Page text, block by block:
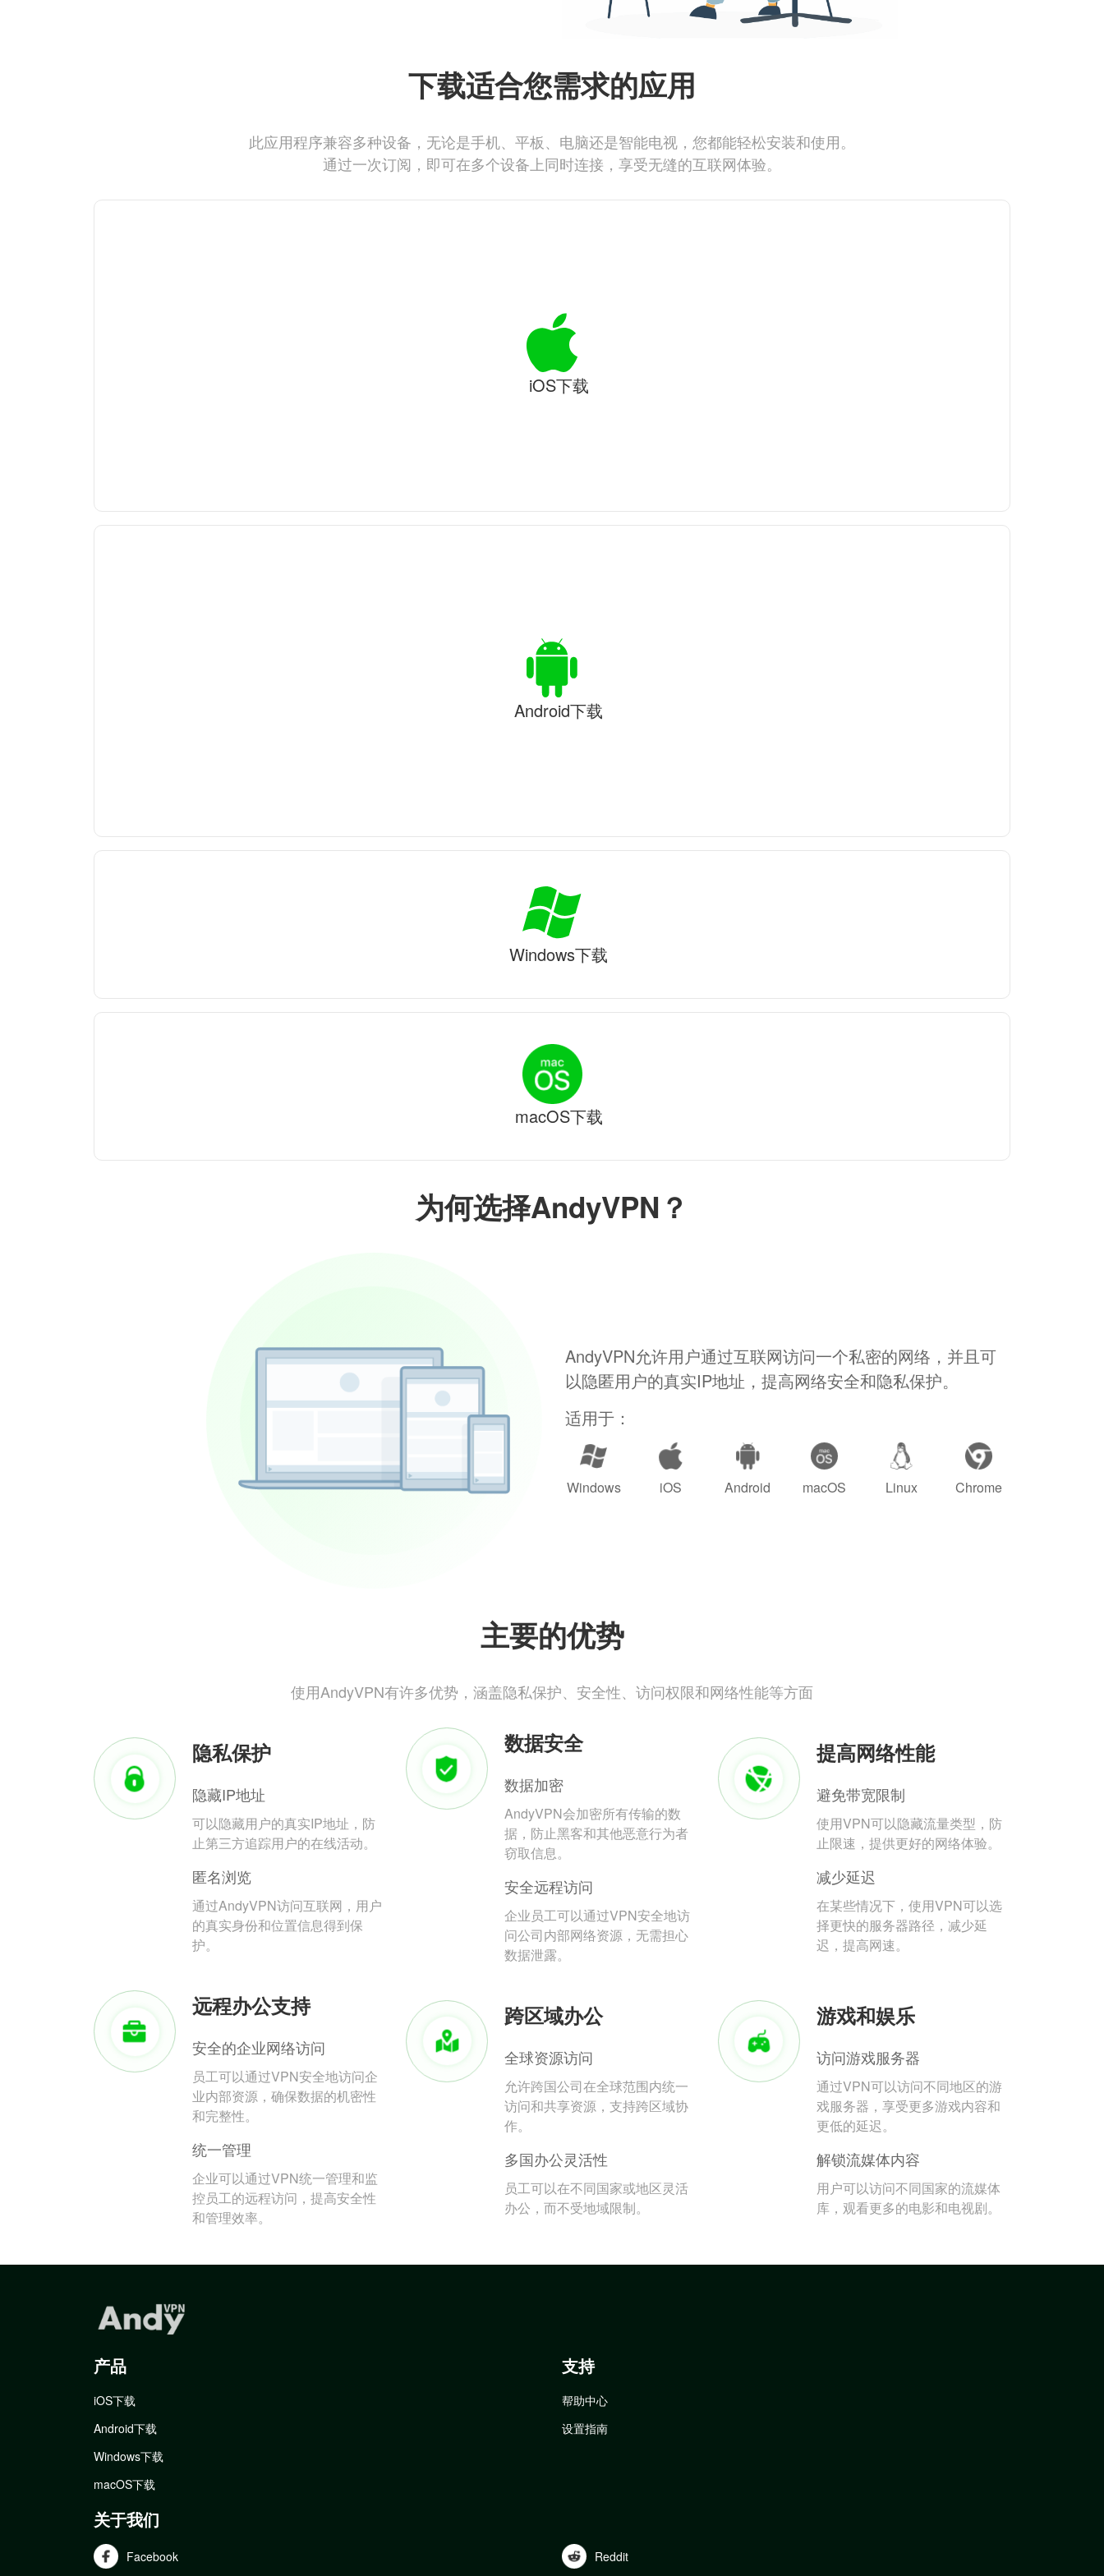
为何选择AndyVPN？
AndyVPN允许用户通过互联网访问一个私密的网络，并且可
以隐匿用户的真实IP地址，提高网络安全和隐私保护。
适用于：
Windows iOS Android macOS Linux Chrome
主要的优势
使用AndyVPN有许多优势，涵盖隐私保护、安全性、访问权限和网络性能等方面
隐私保护
隐藏IP地址
可以隐藏用户的真实IP地址，防
止第三方追踪用户的在线活动。
匿名浏览
通过AndyVPN访问互联网，用户
的真实身份和位置信息得到保
护。
数据安全
数据加密
AndyVPN会加密所有传输的数
据，防止黑客和其他恶意行为者
窃取信息。
安全远程访问
企业员工可以通过VPN安全地访
问公司内部网络资源，无需担心
数据泄露。
提高网络性能
避免带宽限制
使用VPN可以隐藏流量类型，防
止限速，提供更好的网络体验。
减少延迟
在某些情况下，使用VPN可以选
择更快的服务器路径，减少延
迟，提高网速。
远程办公支持
安全的企业网络访问
员工可以通过VPN安全地访问企
业内部资源，确保数据的机密性
和完整性。
统一管理
企业可以通过VPN统一管理和监
控员工的远程访问，提高安全性
和管理效率。
跨区域办公
全球资源访问
允许跨国公司在全球范围内统一
访问和共享资源，支持跨区域协
作。
多国办公灵活性
员工可以在不同国家或地区灵活
办公，而不受地域限制。
游戏和娱乐
访问游戏服务器
通过VPN可以访问不同地区的游
戏服务器，享受更多游戏内容和
更低的延迟。
解锁流媒体内容
用户可以访问不同国家的流媒体
库，观看更多的电影和电视剧。
下载适合您需求的应用
此应用程序兼容多种设备，无论是手机、平板、电脑还是智能电视，您都能轻松安装和使用。
通过一次订阅，即可在多个设备上同时连接，享受无缝的互联网体验。
iOS下载
Android下载
Windows下载
macOS下载
产品
iOS下载
Android下载
Windows下载
macOS下载
支持
帮助中心
设置指南
关于我们
Facebook Reddit